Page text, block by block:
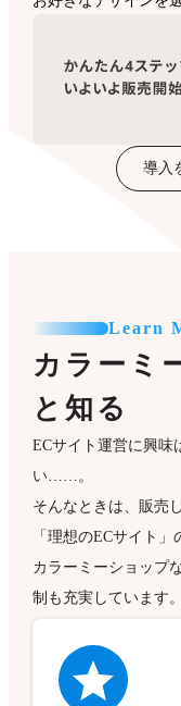
導入
Learn
カラーミ
と知る
ECサイト運営に興味
い……。
そんなときは、販売
「理想のECサイト
カラーミーショップ
制も充実しています。